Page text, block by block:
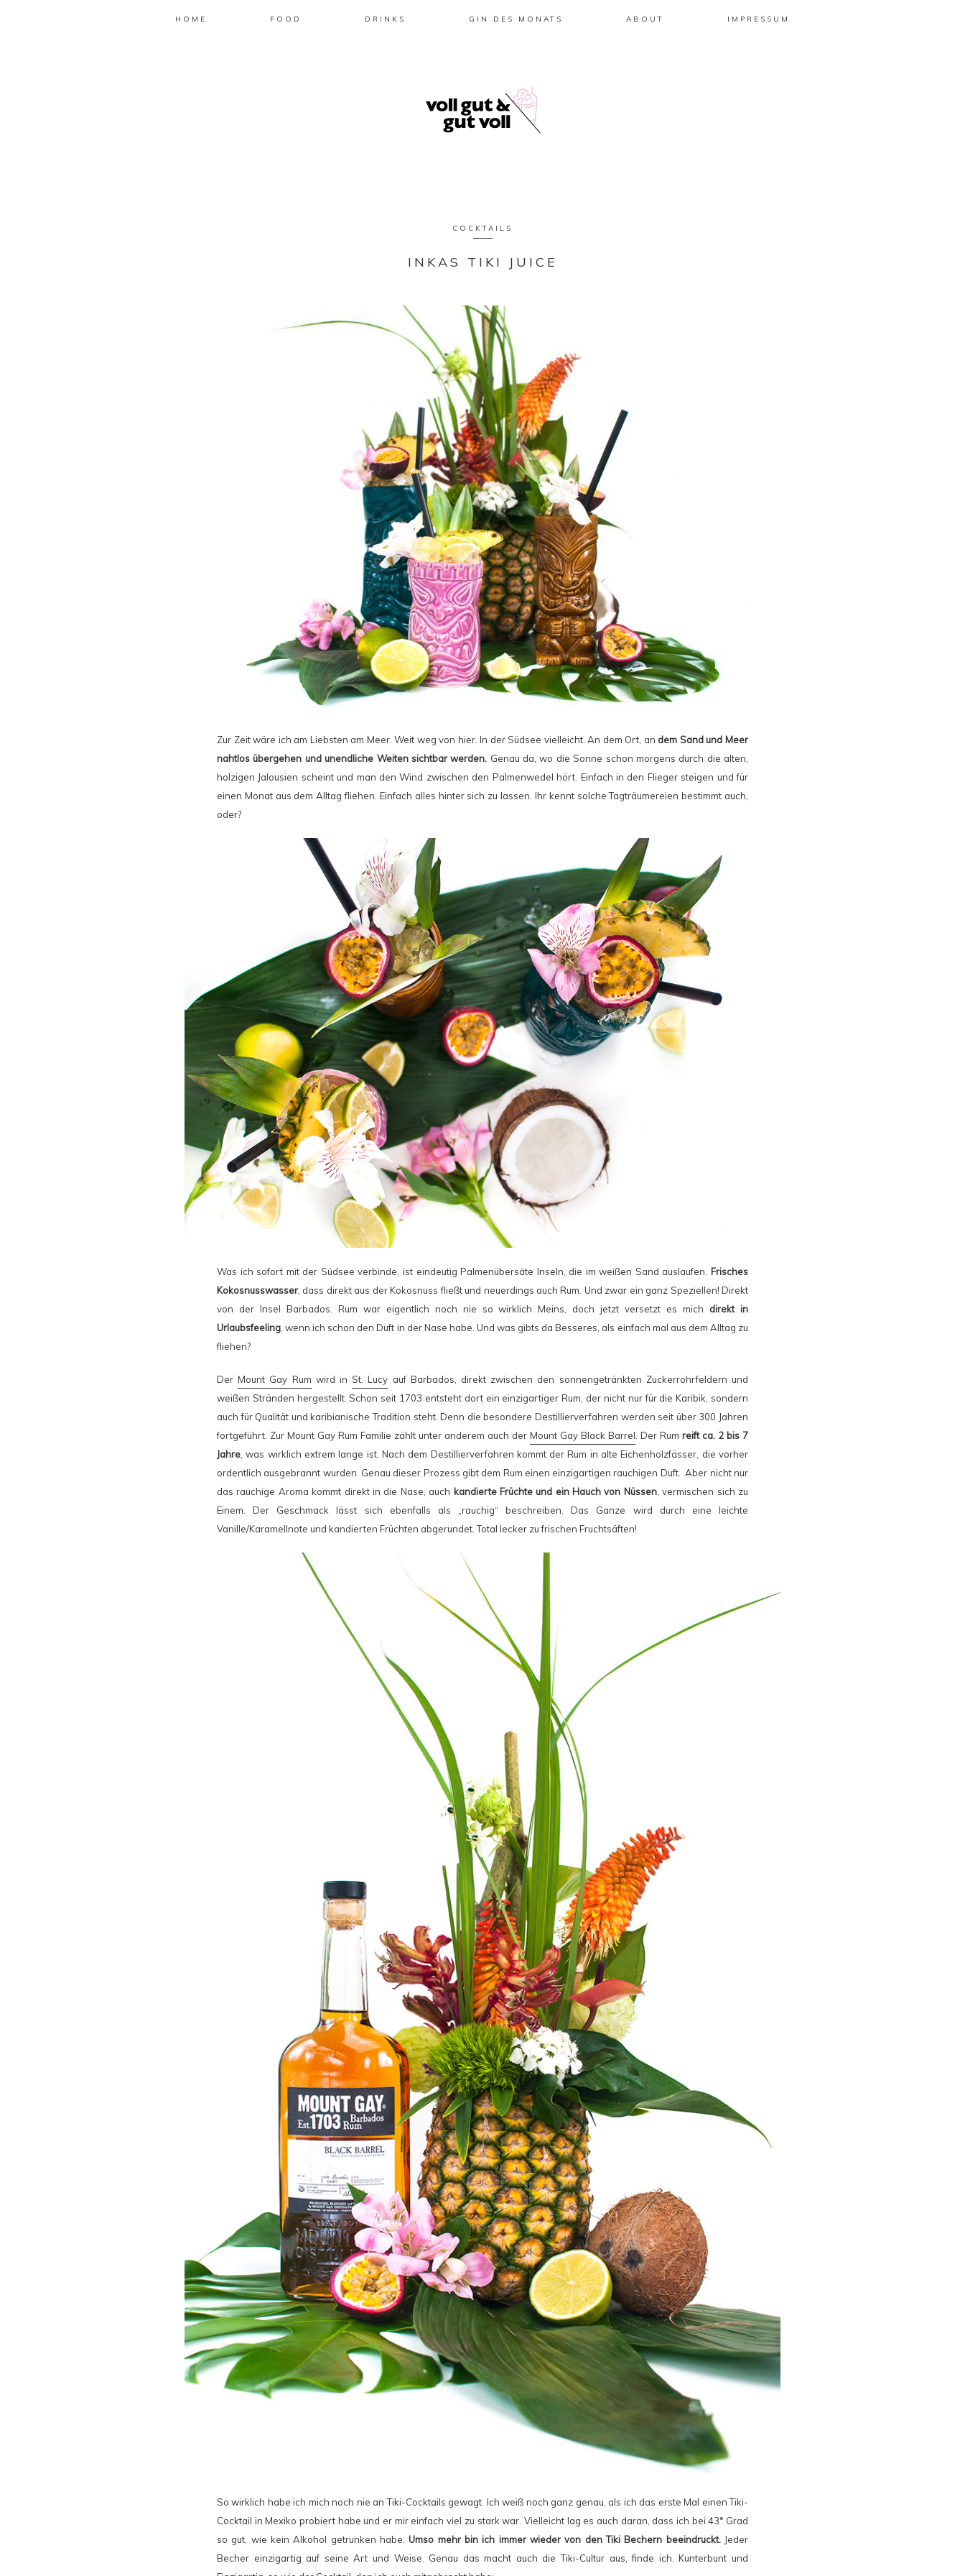
HOME FOOD DRINKS GIN DES MONATS ABOUT IMPRESSUM
COCKTAILS
INKAS TIKI JUICE
Zur Zeit wäre ich am Liebsten am Meer. Weit weg von hier. In der Südsee vielleicht. An dem Ort, an dem Sand und Meer
nahtlos übergehen und unendliche Weiten sichtbar werden. Genau da, wo die Sonne schon morgens durch die alten,
holzigen Jalousien scheint und man den Wind zwischen den Palmenwedel hört. Einfach in den Flieger steigen und für
einen Monat aus dem Alltag fliehen. Einfach alles hinter sich zu lassen. Ihr kennt solche Tagträumereien bestimmt auch,
oder?
Was ich sofort mit der Südsee verbinde, ist eindeutig Palmenübersäte Inseln, die im weißen Sand auslaufen. Frisches
Kokosnusswasser, dass direkt aus der Kokosnuss fließt und neuerdings auch Rum. Und zwar ein ganz Speziellen! Direkt
von der Insel Barbados. Rum war eigentlich noch nie so wirklich Meins, doch jetzt versetzt es mich direkt in
Urlaubsfeeling, wenn ich schon den Duft in der Nase habe. Und was gibts da Besseres, als einfach mal aus dem Alltag zu
fliehen?
DerMount Gay Rum wird inSt. Lucy auf Barbados, direkt zwischen den sonnengetränkten Zuckerrohrfeldern und
weißen Stränden hergestellt. Schon seit 1703 entsteht dort ein einzigartiger Rum, der nicht nur für die Karibik, sondern
auch für Qualität und karibianische Tradition steht. Denn die besondere Destillierverfahren werden seit über 300 Jahren
fortgeführt. Zur Mount Gay Rum Familie zählt unter anderem auch der Mount Gay Black Barrel. Der Rum reift ca. 2 bis 7
Jahre, was wirklich extrem lange ist. Nach dem Destillierverfahren kommt der Rum in alte Eichenholzfässer, die vorher
ordentlich ausgebrannt wurden. Genau dieser Prozess gibt dem Rum einen einzigartigen rauchigen Duft. Aber nicht nur
das rauchige Aroma kommt direkt in die Nase, auch kandierte Früchte und ein Hauch von Nüssen, vermischen sich zu
Einem. Der Geschmack lässt sich ebenfalls als „rauchig“ beschreiben. Das Ganze wird durch eine leichte
Vanille/Karamellnote und kandierten Früchten abgerundet. Total lecker zu frischen Fruchtsäften!
So wirklich habe ich mich noch nie an Tiki-Cocktails gewagt. Ich weiß noch ganz genau, als ich das erste Mal einen Tiki-
Cocktail in Mexiko probiert habe und er mir einfach viel zu stark war. Vielleicht lag es auch daran, dass ich bei 43° Grad
so gut, wie kein Alkohol getrunken habe.Umso mehr bin ich immer wieder von den Tiki Bechern beeindruckt.Jeder
Becher einzigartig auf seine Art und Weise. Genau das macht auch die Tiki-Cultur aus, finde ich. Kunterbunt und